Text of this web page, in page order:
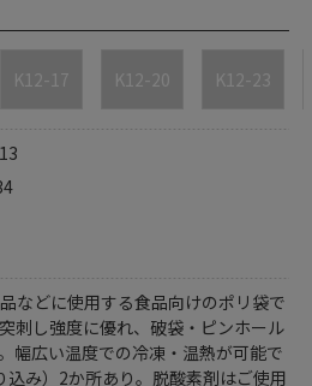
K12-17 K12-20 K12-23
などに使用する食品向けのポリ袋で
刺し強度に優れ、破袋・ピンホール
幅広い温度での冷凍・温熱が可能で
込み）2か所あり。脱酸素剤はご使用